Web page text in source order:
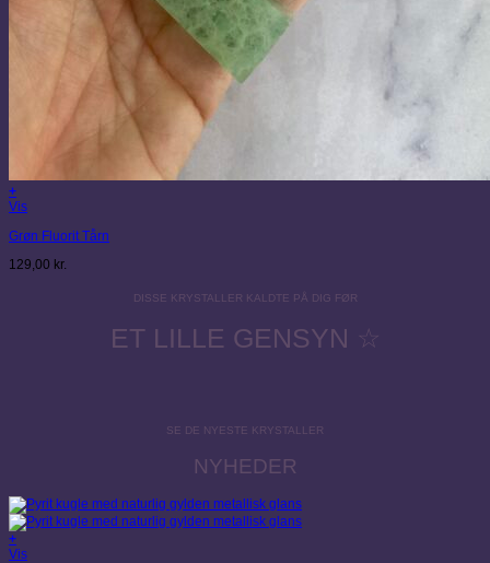
+
Vis
Grøn Fluorit Tårn
129,00 kr.
DISSE KRYSTALLER KALDTE PÅ DIG FØR
ET LILLE GENSYN ☆
SE DE NYESTE KRYSTALLER
NYHEDER
+
Vis